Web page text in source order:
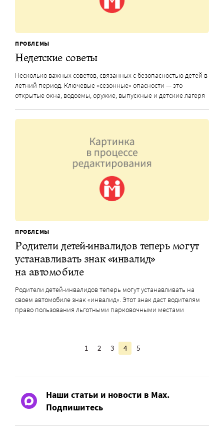
ПРОБЛЕМЫ
Недетские советы
Несколько важных советов, связанных с безопасностью детей в
летний период. Ключевые «сезонные» опасности — это
открытые окна, водоемы, оружие, выпускные и детские лагеря
ПРОБЛЕМЫ
Родители детей-инвалидов теперь могут
устанавливать знак «инвалид»
на автомобиле
Родители детей-инвалидов теперь могут устанавливать на
своем автомобиле знак «инвалид». Этот знак даст водителям
право пользования льготными парковочными местами
1 2 3 4 5
Наши статьи и новости в Max.
Подпишитесь